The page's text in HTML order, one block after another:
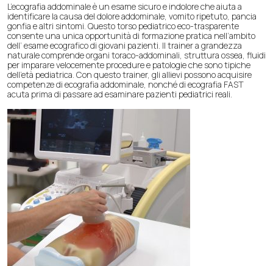
L’ecografia addominale è un esame sicuro e indolore che aiuta a
identificare la causa del dolore addominale, vomito ripetuto, pancia
gonfia e altri sintomi. Questo torso pediatrico eco-trasparente
consente una unica opportunità di formazione pratica nell’ambito
dell’ esame ecografico di giovani pazienti. Il trainer a grandezza
naturale comprende organi toraco-addominali, struttura ossea, fluidi
per imparare velocemente procedure e patologie che sono tipiche
dell’età pediatrica. Con questo trainer, gli allievi possono acquisire
competenze di ecografia addominale, nonché di ecografia FAST
acuta prima di passare ad esaminare pazienti pediatrici reali.